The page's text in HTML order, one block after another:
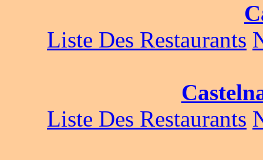
Liste Des Restaurants
Liste Des Restaurants